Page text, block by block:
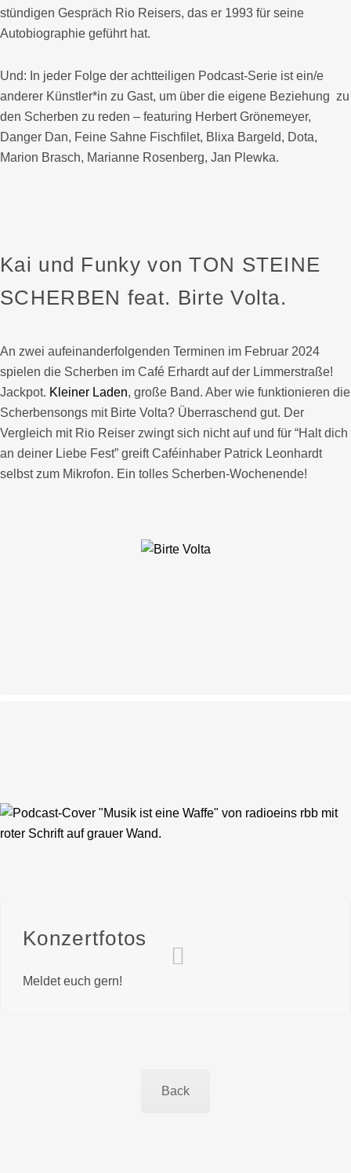
stündigen Gespräch Rio Reisers, das er 1993 für seine
Autobiographie geführt hat.
Und: In jeder Folge der achtteiligen Podcast-Serie ist ein/e
anderer Künstler*in zu Gast, um über die eigene Beziehung zu
den Scherben zu reden – featuring Herbert Grönemeyer,
Danger Dan, Feine Sahne Fischfilet, Blixa Bargeld, Dota,
Marion Brasch, Marianne Rosenberg, Jan Plewka.
Kai und Funky von TON STEINE
SCHERBEN feat. Birte Volta.
An zwei aufeinanderfolgenden Terminen im Februar 2024
spielen die Scherben im Café Erhardt auf der Limmerstraße!
Jackpot. Kleiner Laden, große Band. Aber wie funktionieren die
Scherbensongs mit Birte Volta? Überraschend gut. Der
Vergleich mit Rio Reiser zwingt sich nicht auf und für “Halt dich
an deiner Liebe Fest” greift Caféinhaber Patrick Leonhardt
selbst zum Mikrofon. Ein tolles Scherben-Wochenende!
Konzertfotos
Meldet euch gern!
Back